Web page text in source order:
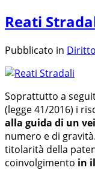
Reati
Pubblicato in
Soprattutto a
(legge 41/2016) i
alla guida di un
numero e di
titolarità della
coinvolgimento in